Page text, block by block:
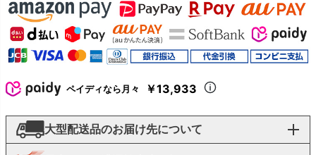
ペイディなら月々 ￥13,933
大型配送品のお届け先について